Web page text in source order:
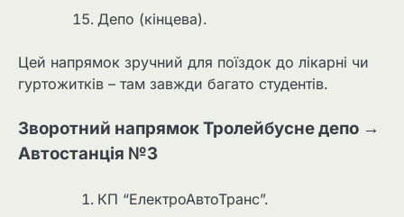
Депо (кінцева).
Цей напрямок зручний для поїздок до лікарні чи
гуртожитків – там завжди багато студентів.
Зворотний напрямок Тролейбусне депо →
Автостанція №3
КП “ЕлектроАвтоТранс”.